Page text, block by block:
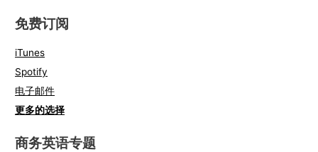
免费订阅
iTunes
Spotify
电子邮件
更多的选择
商务英语专题